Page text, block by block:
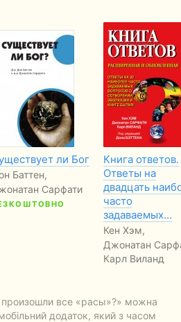
ли Бог
Баттен,
Сарфати
Книга ответов.
Ответы на
двадцать
часто
задаваемых…
Кен Хэм,
Джонатан
Карл Виланд
все «расы»?» можна
додаток, який з часом